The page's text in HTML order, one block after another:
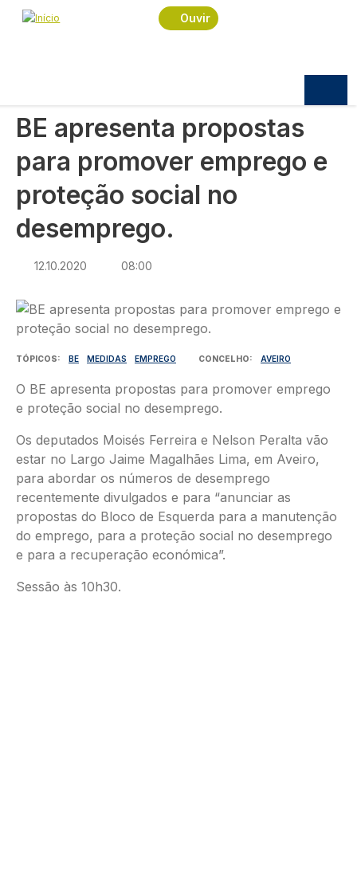
Passar para o conteúdo principal
Ouvir
Navegação estrutural
Início
Política
BE apresenta propostas para promover emprego
BE apresenta propostas
para promover emprego e
proteção social no
desemprego.
12.10.2020 08:00
Imagem
TÓPICOS BE MEDIDAS EMPREGO CONCELHO AVEIRO
O BE apresenta propostas para promover emprego
e proteção social no desemprego.
Os deputados Moisés Ferreira e Nelson Peralta vão
estar no Largo Jaime Magalhães Lima, em Aveiro,
para abordar os números de desemprego
recentemente divulgados e para “anunciar as
propostas do Bloco de Esquerda para a manutenção
do emprego, para a proteção social no desemprego
e para a recuperação económica”.
Sessão às 10h30.